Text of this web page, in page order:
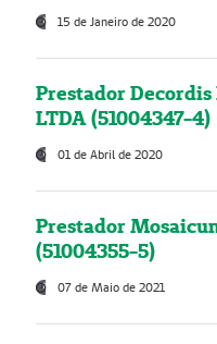
15 de Janeiro de 2020
Prestador
LTDA (51004347-4)
01 de Abril de 2020
Prestador
(51004355-5)
07 de Maio de 2021